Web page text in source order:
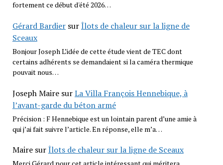
fortement ce début d'été 2026…
Gérard BardiersurÎlots de chaleur sur la ligne de
Sceaux
Bonjour Joseph L’idée de cette étude vient de TEC dont
certains adhérents se demandaient si la caméra thermique
pouvait nous…
Joseph MairesurLa Villa François Hennebique, à
l’avant-garde du béton armé
Précision : F Hennebique est un lointain parent d’une amie à
qui j’ai fait suivre l’article. En réponse, elle m’a…
MairesurÎlots de chaleur sur la ligne de Sceaux